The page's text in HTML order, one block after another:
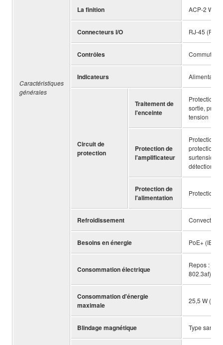
Caractéristiques
générales
La finition ACP-2 White
Connecteurs I/O RJ-45
Contrôles
Indicateurs
Circuit de
protection
Traitement de
l'enceinte
Protection
sortie,
tension
Protection de
l'amplificateur
Protection
protection
détection
Protection de
l'alimentation
Protection
Refroidissement Convection
Besoins en énergie PoE+
Consommation électrique
Repos : 4,0
802.3af))
Consommation d'énergie
maximale
25,5 W
Blindage magnétique Type sans